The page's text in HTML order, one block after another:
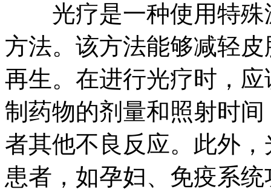
光疗是一种使用特殊
方法。该方法能够减轻
再生。在进行光疗时，
制药物的剂量和照射时
者其他不良反应。此外
患者，如孕妇、免疫系